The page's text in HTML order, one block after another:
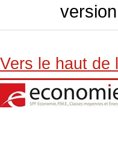
Vers le haut de